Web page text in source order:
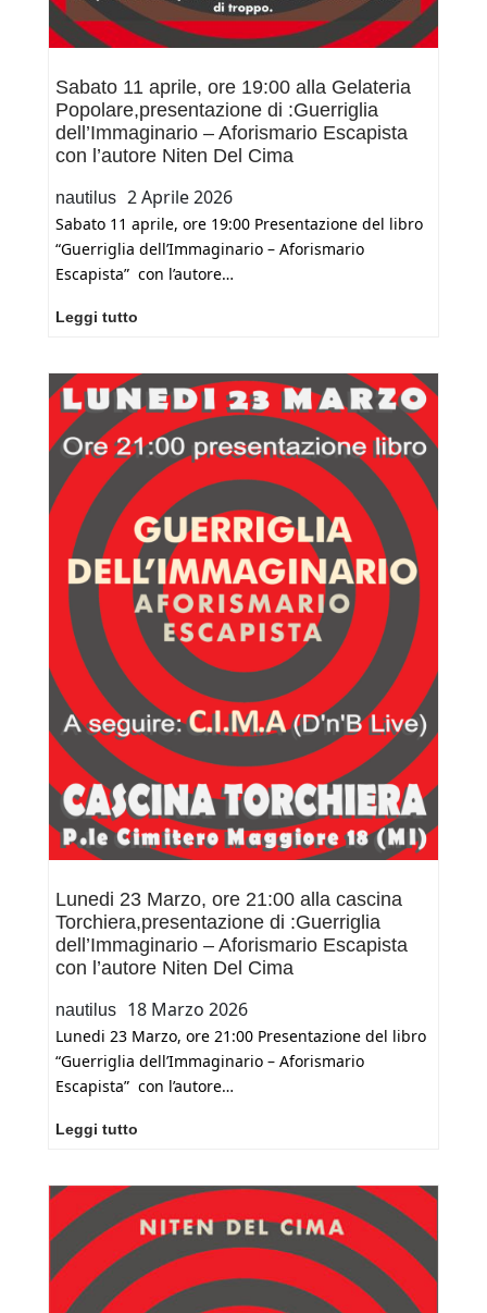
Sabato 11 aprile, ore 19:00 alla Gelateria
Popolare,presentazione di :Guerriglia
dell’Immaginario – Aforismario Escapista
con l’autore Niten Del Cima
nautilus 2 Aprile 2026
Sabato 11 aprile, ore 19:00 Presentazione del libro
“Guerriglia dell’Immaginario – Aforismario
Escapista” con l’autore…
Leggi tutto
ore
19:00
alla
Gelateria
Popolare,presentazione
di
:Guerriglia
dell’Immaginario
–
Aforismario
Escapista
con
l’autore
Niten
Del
Lunedi 23 Marzo, ore 21:00 alla cascina
Torchiera,presentazione di :Guerriglia
dell’Immaginario – Aforismario Escapista
con l’autore Niten Del Cima
nautilus 18 Marzo 2026
Lunedi 23 Marzo, ore 21:00 Presentazione del libro
“Guerriglia dell’Immaginario – Aforismario
Escapista” con l’autore…
Leggi tutto
ore
21:00
alla
cascina
Torchiera,presentazione